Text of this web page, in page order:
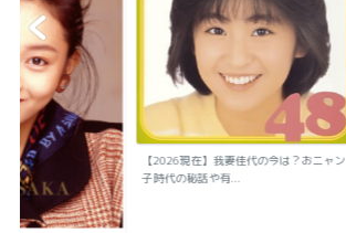
【2026現在】我妻佳代の今は？おニャン
子時代の秘話や有...